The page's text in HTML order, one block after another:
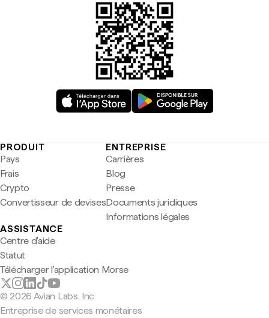
PRODUIT
Pays
Frais
Crypto
Convertisseur de devises
ENTREPRISE
Carrières
Blog
Presse
Documents juridiques
Informations légales
ASSISTANCE
Centre d'aide
Statut
Télécharger l'application Morse
© 2026 Avian Labs, Inc
Entreprise de services monétaires